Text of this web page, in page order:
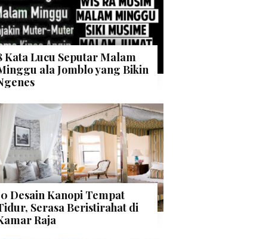
Kata Lucu Seputar Malam
ala Jomblo yang Bikin
Desain Kanopi Tempat
Serasa Beristirahat di
Raja